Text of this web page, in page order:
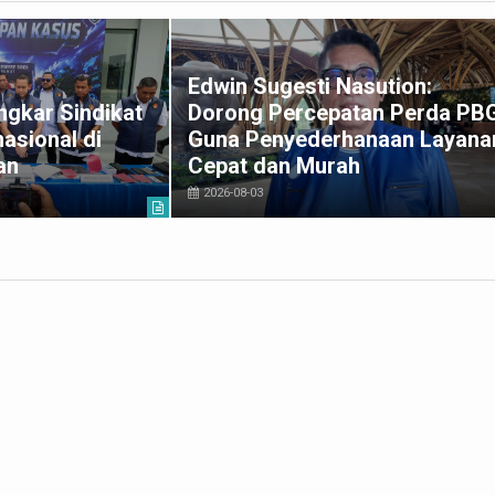
Sindikat
di
Edwin Sugesti Nasution:
Dorong Percepatan Perda
Guna Penyederhanaan
Cepat dan Murah
2026-08-03